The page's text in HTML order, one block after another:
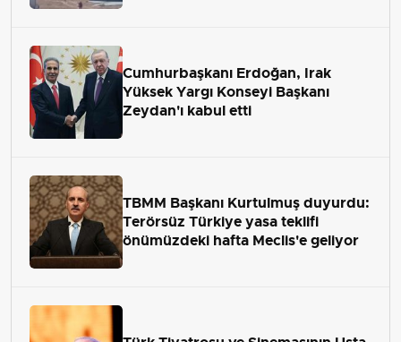
Cumhurbaşkanı Erdoğan, Irak
Yüksek Yargı Konseyi Başkanı
Zeydan'ı kabul etti
TBMM Başkanı Kurtulmuş duyurdu:
Terörsüz Türkiye yasa teklifi
önümüzdeki hafta Meclis'e geliyor